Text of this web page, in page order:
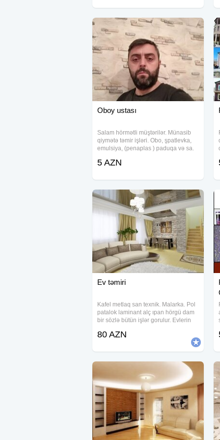
Oboy ustası
Salam hörmətli müştərilər. Münasib
qiymətə təmir işləri. Obo, şpatlevka,
emulsiya, (penaplas ) paduqa və sa.
wotsapp -lada əlaqə saxlaya
5 AZN
Ev təmiri
Kafel metlaq san texnik. Malarka. Pol
patalok laminant alç ıpan hörgü dam
bir sözlə bütün işlər gorulur. Evlerin
tutmuş Evin tam təmirin də hayata
80 AZN